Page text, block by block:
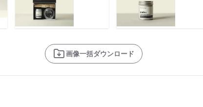
画像一括ダウンロード